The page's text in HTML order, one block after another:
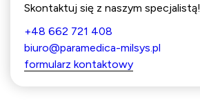
Skontaktuj się z naszym specjalistą!
+48 662 721 408
biuro@paramedica-milsys.pl
formularz kontaktowy